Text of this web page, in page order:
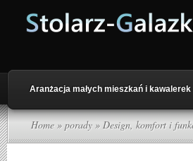
Aranżacja małych mieszkań i kawalerek
Home » porady» Design, komfort i